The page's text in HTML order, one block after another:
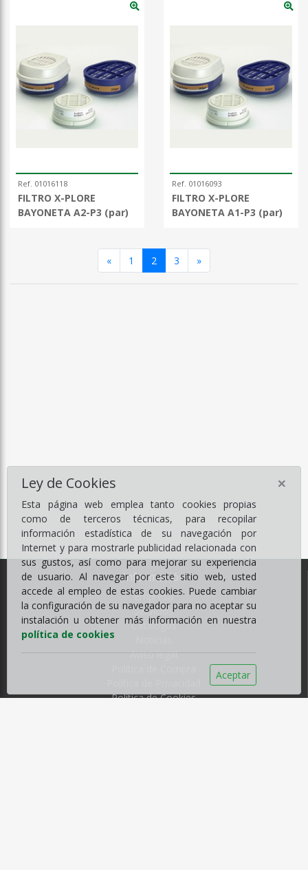
Ley de Cookies
Esta página web emplea tanto cookies propias
como de terceros técnicas, para recopilar
información estadística de su navegación por
Internet y para mostrarle publicidad relacionada con
sus gustos, así como para mejorar su experiencia
de usuario. Al navegar por este sitio web, usted
accede al empleo de estas cookies. Puede cambiar
la configuración de su navegador para no aceptar su
instalación u obtener más información en nuestra
política de cookies
Aceptar
×
Ref. 01016118
FILTRO X-PLORE
BAYONETA A2-P3 (par)
Ref. 01016093
FILTRO X-PLORE
BAYONETA A1-P3 (par)
«Anterior
1 2 3 »Siguiente
Información
Empresa
Servicios
Catálogos
Aviso legal
Política de Cookies